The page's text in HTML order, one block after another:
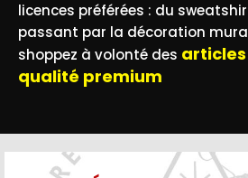
licences préférées : du
passant par la décoration
shoppez à volonté des
qualité premium